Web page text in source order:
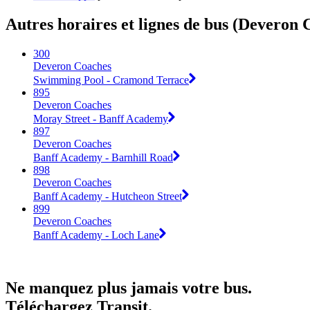
Autres horaires et lignes de bus (Deveron
300
Deveron Coaches
Swimming Pool - Cramond Terrace
895
Deveron Coaches
Moray Street - Banff Academy
897
Deveron Coaches
Banff Academy - Barnhill Road
898
Deveron Coaches
Banff Academy - Hutcheon Street
899
Deveron Coaches
Banff Academy - Loch Lane
Ne manquez plus jamais votre bus.